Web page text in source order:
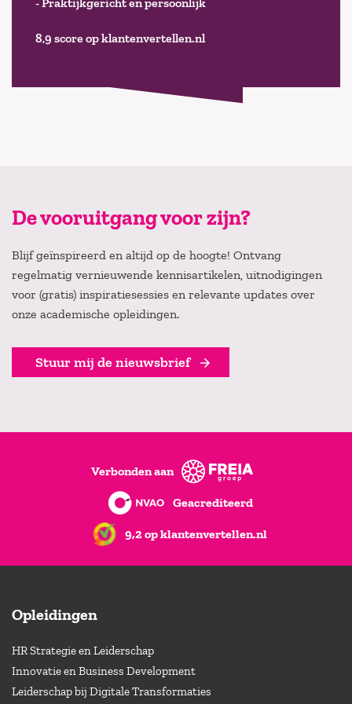
8,9 score op klantenvertellen.nl
De vooruitgang voor zijn?
Blijf geïnspireerd en altijd op de hoogte! Ontvang
regelmatig vernieuwende kennisartikelen, uitnodigingen
voor (gratis) inspiratiesessies en relevante updates over
onze academische opleidingen.
Stuur mij de nieuwsbrief
Verbonden aan
Geacrediteerd
9,2 op klantenvertellen.nl
Opleidingen
HR Strategie en Leiderschap
Innovatie en Business Development
Leiderschap bij Digitale Transformaties